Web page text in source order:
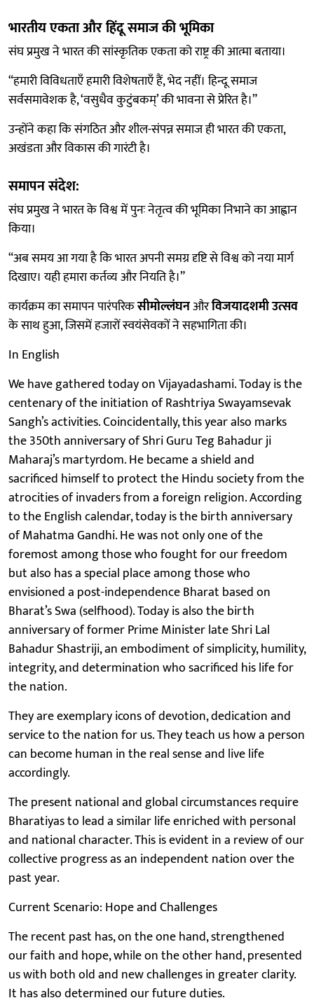
भारतीय एकता और हिंदू समाज की भूमिका
संघ प्रमुख ने भारत की सांस्कृतिक एकता को राष्ट्र की आत्मा बताया।
“हमारी विविधताएँ हमारी विशेषताएँ हैं, भेद नहीं। हिन्दू समाज
सर्वसमावेशक है, ‘वसुधैव कुटुंबकम्’ की भावना से प्रेरित है।”
उन्होंने कहा कि संगठित और शील-संपन्न समाज ही भारत की एकता,
अखंडता और विकास की गारंटी है।
समापन संदेश:
संघ प्रमुख ने भारत के विश्व में पुनः नेतृत्व की भूमिका निभाने का आह्वान
किया।
“अब समय आ गया है कि भारत अपनी समग्र दृष्टि से विश्व को नया मार्ग
दिखाए। यही हमारा कर्तव्य और नियति है।”
कार्यक्रम का समापन पारंपरिकसीमोल्लंघनऔरविजयादशमी उत्सव
के साथ हुआ, जिसमें हजारों स्वयंसेवकों ने सहभागिता की।
In English
We have gathered today on Vijayadashami. Today is the
centenary of the initiation of Rashtriya Swayamsevak
Sangh’s activities. Coincidentally, this year also marks
the 350th anniversary of Shri Guru Teg Bahadur ji
Maharaj’s martyrdom. He became a shield and
sacrificed himself to protect the Hindu society from the
atrocities of invaders from a foreign religion. According
to the English calendar, today is the birth anniversary
of Mahatma Gandhi. He was not only one of the
foremost among those who fought for our freedom
but also has a special place among those who
envisioned a post-independence Bharat based on
Bharat’s Swa (selfhood). Today is also the birth
anniversary of former Prime Minister late Shri Lal
Bahadur Shastriji, an embodiment of simplicity, humility,
integrity, and determination who sacrificed his life for
the nation.
They are exemplary icons of devotion, dedication and
service to the nation for us. They teach us how a person
can become human in the real sense and live life
accordingly.
The present national and global circumstances require
Bharatiyas to lead a similar life enriched with personal
and national character. This is evident in a review of our
collective progress as an independent nation over the
past year.
Current Scenario: Hope and Challenges
The recent past has, on the one hand, strengthened
our faith and hope, while on the other hand, presented
us with both old and new challenges in greater clarity.
It has also determined our future duties.